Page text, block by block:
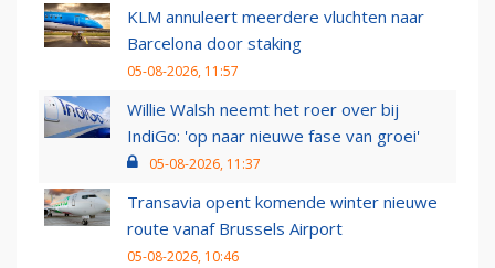
KLM annuleert meerdere vluchten naar
Barcelona door staking
05-08-2026, 11:57
Willie Walsh neemt het roer over bij
IndiGo: 'op naar nieuwe fase van groei'
05-08-2026, 11:37
Transavia opent komende winter nieuwe
route vanaf Brussels Airport
05-08-2026, 10:46